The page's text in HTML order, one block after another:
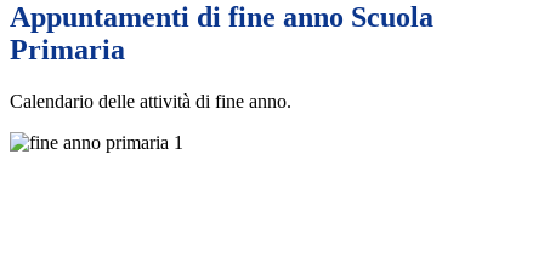
Appuntamenti di fine anno Scuola
Primaria
Calendario delle attività di fine anno.